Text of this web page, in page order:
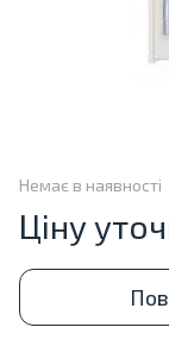
Немає в наявності
Ціну